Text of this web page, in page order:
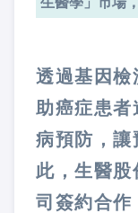
透過基因檢
助癌症患者
病預防，讓
此，生醫股
司簽約合作